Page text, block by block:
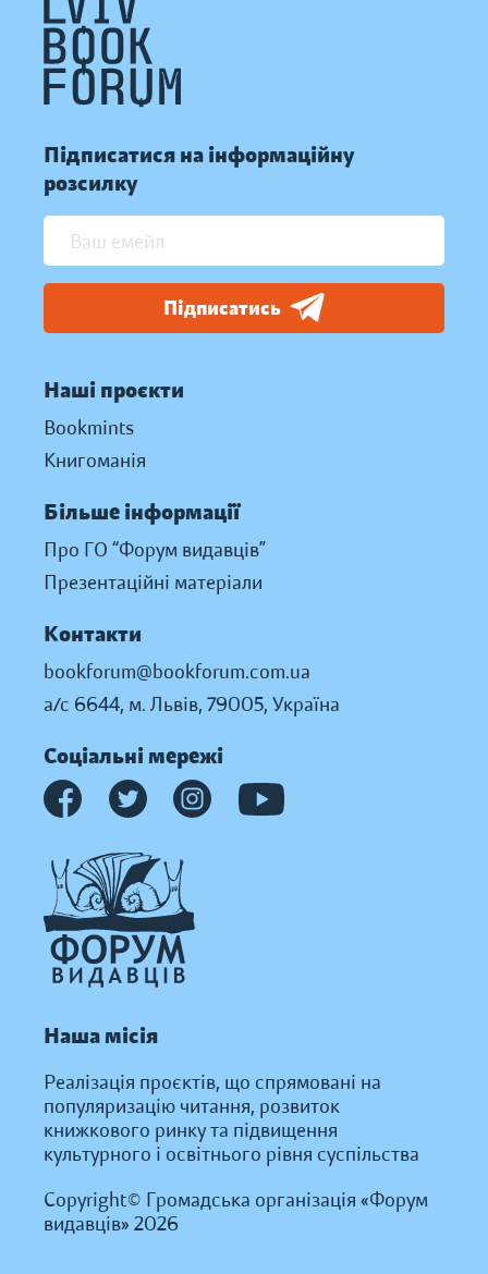
Підписатися на інформаційну
розсилку
Підписатись
Наші проєкти
Bookmints
Книгоманія
Більше інформації
Про ГО “Форум видавців”
Презентаційні матеріали
Контакти
bookforum@bookforum.com.ua
а/с 6644, м. Львів, 79005, Україна
Соціальні мережі
Наша місія
Реалізація проєктів, що спрямовані на
популяризацію читання, розвиток
книжкового ринку та підвищення
культурного і освітнього рівня суспільства
Copyright© Громадська організація «Форум
видавців» 2026